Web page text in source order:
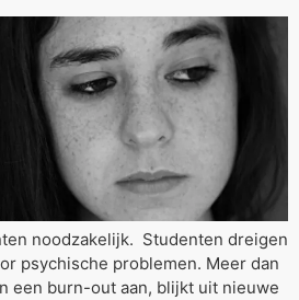
noodzakelijk. Studenten dreigen
psychische problemen. Meer dan
een burn-out aan, blijkt uit nieuwe